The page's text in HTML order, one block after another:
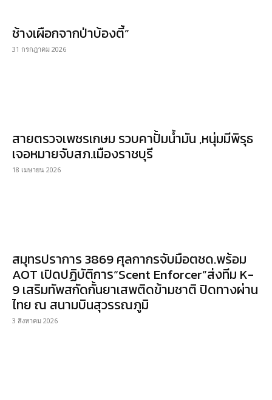
ช้างเผือกจากป่าบ้องตี้”
31 กรกฎาคม 2026
สายตรวจเพชรเกษม รวบคาปั้มน้ำมัน ,หนุ่มมีพิรุธ
เจอหมายจับสภ.เมืองราชบุรี
18 เมษายน 2026
สมุทรปราการ 3869 ศุลกากรจับมือตชด.พร้อม
AOT เปิดปฏิบัติการ“Scent Enforcer”ส่งทีม K-
9 เสริมทัพสกัดกั้นยาเสพติดข้ามชาติ ปิดทางผ่าน
ไทย ณ สนามบินสุวรรณภูมิ
3 สิงหาคม 2026